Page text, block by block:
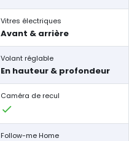
Vitres électriques
Avant & arrière
Volant réglable
En hauteur & profondeur
Caméra de recul
Follow-me Home